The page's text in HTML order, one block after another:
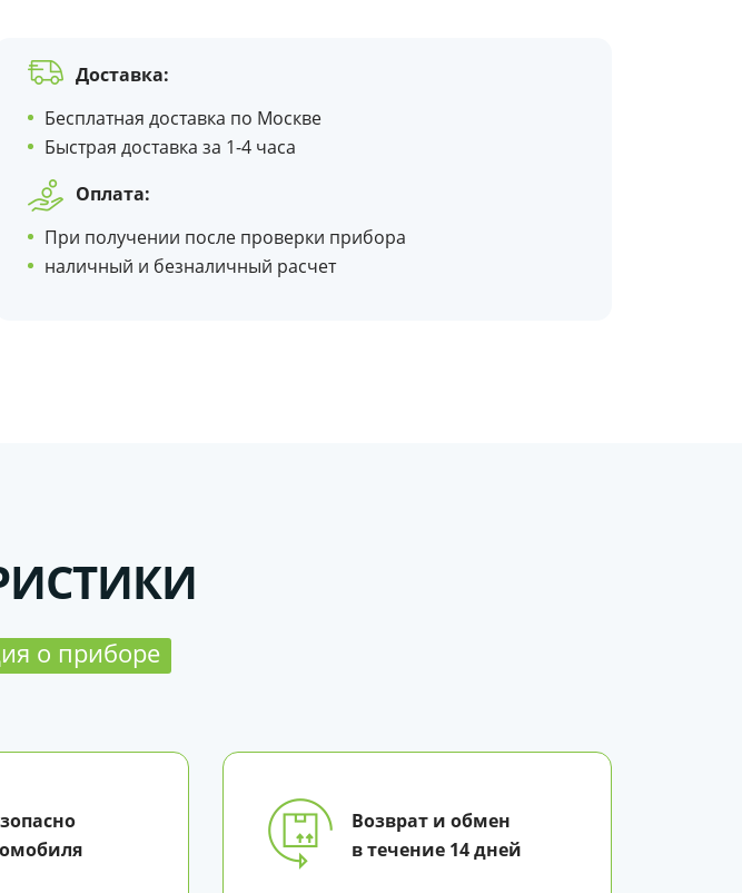
Доставка:
Бесплатная доставка по Москве
Быстрая доставка за 1-4 часа
Оплата:
При получении после проверки прибора
наличный и безналичный расчет
о приборе
Возврат и обмен
в течение 14 дней